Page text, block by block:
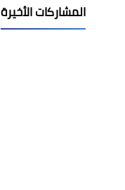
المشاركات الأخيرة